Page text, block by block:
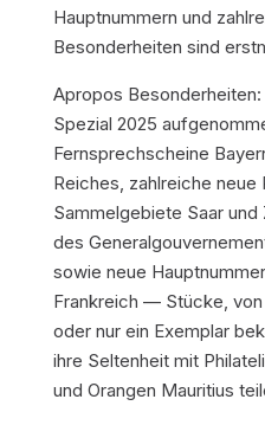
Hauptnummern und
Besonderheiten sind
Apropos
Spezial 2025
Fernsprechscheine
Reiches, zahlreiche
Sammelgebiete Saar
des
sowie neue
Frankreich — Stücke,
oder nur ein Exemplar
ihre Seltenheit mit
und Orangen Mauritius